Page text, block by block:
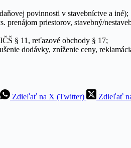
povinnosti v stavebníctve a iné);
prenájom priestorov, stavebný/
§ 11, reťazové obchody § 17;
dodávky, zníženie ceny,
Zdieľať na X (Twitter)
Zdieľať